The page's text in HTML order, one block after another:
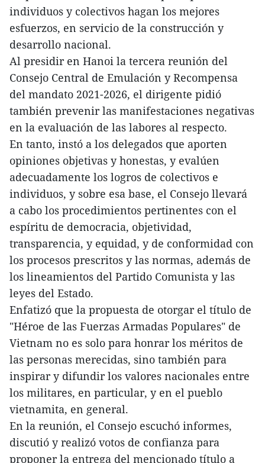
individuos y colectivos hagan los mejores
esfuerzos, en servicio de la construcción y
desarrollo nacional.
Al presidir en Hanoi la tercera reunión del
Consejo Central de Emulación y Recompensa
del mandato 2021-2026, el dirigente pidió
también prevenir las manifestaciones negativas
en la evaluación de las labores al respecto.
En tanto, instó a los delegados que aporten
opiniones objetivas y honestas, y evalúen
adecuadamente los logros de colectivos e
individuos, y sobre esa base, el Consejo llevará
a cabo los procedimientos pertinentes con el
espíritu de democracia, objetividad,
transparencia, y equidad, y de conformidad con
los procesos prescritos y las normas, además de
los lineamientos del Partido Comunista y las
leyes del Estado.
Enfatizó que la propuesta de otorgar el título de
"Héroe de las Fuerzas Armadas Populares" de
Vietnam no es solo para honrar los méritos de
las personas merecidas, sino también para
inspirar y difundir los valores nacionales entre
los militares, en particular, y en el pueblo
vietnamita, en general.
En la reunión, el Consejo escuchó informes,
discutió y realizó votos de confianza para
proponer la entrega del mencionado título a